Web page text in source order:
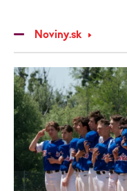
Noviny.sk